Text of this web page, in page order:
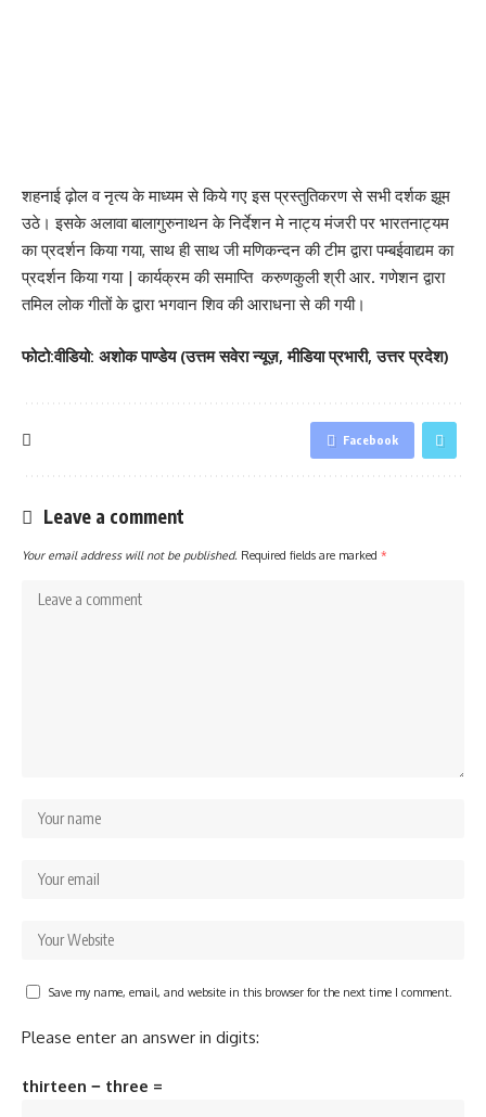
शहनाई ढ़ोल व नृत्य के माध्यम से किये गए इस प्रस्तुतिकरण से सभी दर्शक झूम
उठे। इसके अलावा बालागुरुनाथन के निर्देशन मे नाट्य मंजरी पर भारतनाट्यम
का प्रदर्शन किया गया, साथ ही साथ जी मणिकन्दन की टीम द्वारा पम्बईवाद्यम का
प्रदर्शन किया गया | कार्यक्रम की समाप्ति करुणकुली श्री आर. गणेशन द्वारा
तमिल लोक गीतों के द्वारा भगवान शिव की आराधना से की गयी।
फोटो:वीडियो: अशोक पाण्डेय (उत्तम सवेरा न्यूज़, मीडिया प्रभारी, उत्तर प्रदेश)
Facebook
Leave a comment
Your email address will not be published. Required fields are marked *
Save my name, email, and website in this browser for the next time I comment.
Please enter an answer in digits:
thirteen − three =